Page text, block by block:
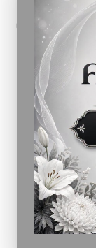
กล่าวว่า “เรา
เรียนรู้ว่า ความศัก
การทำหน้
“โรง
ศักยภ
(Promoting
การดำเนินงาน
ราชบุรีวิเทศศึก
องค์กร ร่วมกับค
อยู่บนหลักการที่ว่
สามารถปรับ